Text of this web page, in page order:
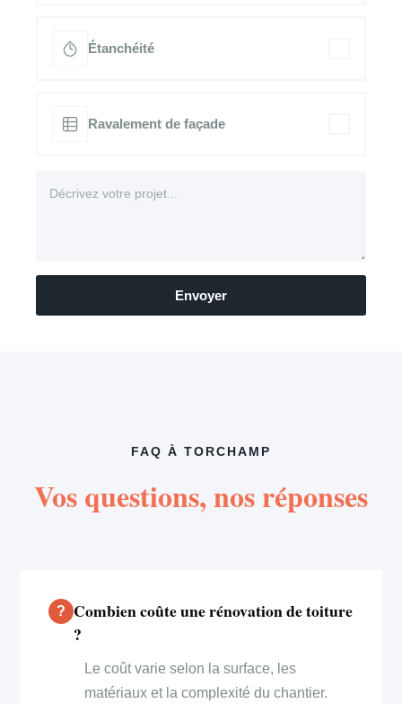
Étanchéité
Ravalement de façade
Envoyer
FAQ À TORCHAMP
Vos questions, nos réponses
Combien coûte une rénovation de toiture
?
Le coût varie selon la surface, les
matériaux et la complexité du chantier.